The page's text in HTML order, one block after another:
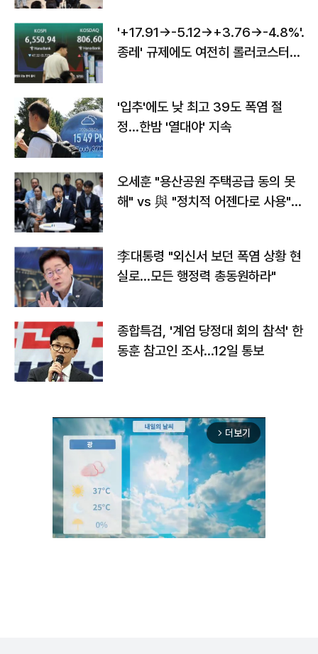
'+17.91→-5.12→+3.76→-4.8%'…'
종레' 규제에도 여전히 롤러코스터
'입추'에도 낮 최고 39도 폭염 절
정…한밤 '열대야' 지속
오세훈 "용산공원 주택공급 동의 못
해" vs 與 "정치적 어젠다로 사용"
李대통령 "외신서 보던 폭염 상황 현
실로…모든 행정력 총동원하라"
종합특검, '계엄 당정대 회의 참석' 한
동훈 참고인 조사...12일 통보
arrow_forward_ios 더보기